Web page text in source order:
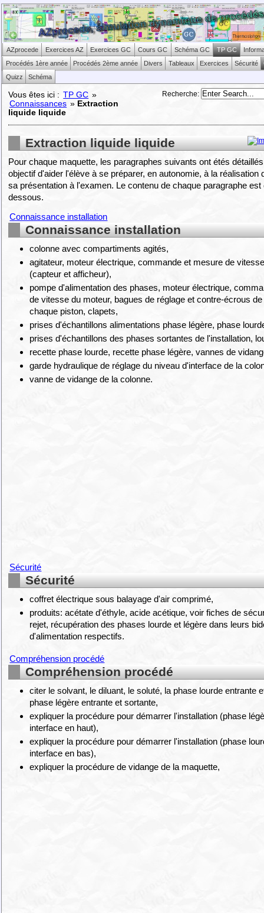
AZprocede Exercices AZ Exercices GC Cours GC Schéma GC TP GC
Procédés 1ère année
Procédés 2ème année Divers Tableaux Exercices Sécurité
Quizz
Schéma
Recherche:
Vous êtes ici : TP GC »
Connaissances » Extraction
liquide liquide
Extraction liquide liquide
Pour chaque maquette, les paragraphes suivants ont étés
objectif d'aider l'élève à se préparer, en autonomie, à la réalisation
sa présentation à l'examen. Le contenu de chaque paragraphe
dessous.
Connaissance installation
Connaissance installation
colonne avec compartiments agités,
agitateur, moteur électrique, commande et mesure de
(capteur et afficheur),
pompe d'alimentation des phases, moteur électrique,
de vitesse du moteur, bagues de réglage et contre-écrous
chaque piston, clapets,
prises d'échantillons alimentations phase légère, phase
prises d'échantillons des phases sortantes de l'installation,
recette phase lourde, recette phase légère, vannes de
garde hydraulique de réglage du niveau d'interface de la
vanne de vidange de la colonne.
Sécurité
Sécurité
coffret électrique sous balayage d'air comprimé,
produits: acétate d'éthyle, acide acétique, voir fiches de
rejet, récupération des phases lourde et légère dans leurs
d'alimentation respectifs.
Compréhension procédé
Compréhension procédé
citer le solvant, le diluant, le soluté, la phase lourde entrante
phase légère entrante et sortante,
expliquer la procédure pour démarrer l'installation (phase
interface en haut),
expliquer la procédure pour démarrer l'installation (phase
interface en bas),
expliquer la procédure de vidange de la maquette,